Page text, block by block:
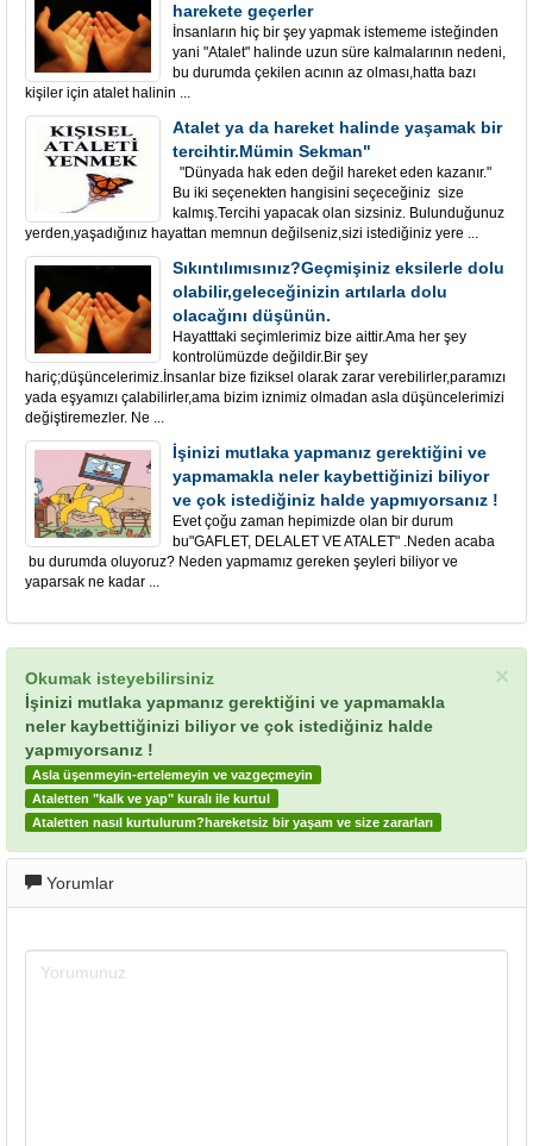
harekete geçerler
İnsanların hiç bir şey yapmak istememe isteğinden
yani "Atalet" halinde uzun süre kalmalarının nedeni,
bu durumda çekilen acının az olması,hatta bazı
kişiler için atalet halinin ...
Atalet ya da hareket halinde yaşamak bir
tercihtir.Mümin Sekman"
"Dünyada hak eden değil hareket eden kazanır."
Bu iki seçenekten hangisini seçeceğiniz size
kalmış.Tercihi yapacak olan sizsiniz. Bulunduğunuz
yerden,yaşadığınız hayattan memnun değilseniz,sizi istediğiniz yere ...
Sıkıntılımısınız?Geçmişiniz eksilerle dolu
olabilir,geleceğinizin artılarla dolu
olacağını düşünün.
Hayatttaki seçimlerimiz bize aittir.Ama her şey
kontrolümüzde değildir.Bir şey
hariç;düşüncelerimiz.İnsanlar bize fiziksel olarak zarar verebilirler,paramızı
yada eşyamızı çalabilirler,ama bizim iznimiz olmadan asla düşüncelerimizi
değiştiremezler. Ne ...
İşinizi mutlaka yapmanız gerektiğini ve
yapmamakla neler kaybettiğinizi biliyor
ve çok istediğiniz halde yapmıyorsanız !
Evet çoğu zaman hepimizde olan bir durum
bu"GAFLET, DELALET VE ATALET" .Neden acaba
bu durumda oluyoruz? Neden yapmamız gereken şeyleri biliyor ve
yaparsak ne kadar ...
×
Okumak isteyebilirsiniz
İşinizi mutlaka yapmanız gerektiğini ve yapmamakla
neler kaybettiğinizi biliyor ve çok istediğiniz halde
yapmıyorsanız !
Asla üşenmeyin-ertelemeyin ve vazgeçmeyin
Ataletten "kalk ve yap" kuralı ile kurtul
Ataletten nasıl kurtulurum?hareketsiz bir yaşam ve size zararları
Yorumlar